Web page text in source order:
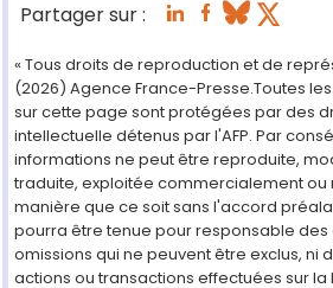
Partager sur :
« Tous droits de reproduction et de
(2026) Agence France-Presse.Toutes
sur cette page sont protégées par des
intellectuelle détenus par l'AFP. Par
informations ne peut être reproduite,
traduite, exploitée commercialement ou
manière que ce soit sans l'accord
pourra être tenue pour responsable des
omissions qui ne peuvent être exclus, ni
actions ou transactions effectuées sur la